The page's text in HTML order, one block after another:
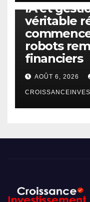
IA et
véritable
robots
financiers
AOÛT 6, 2026